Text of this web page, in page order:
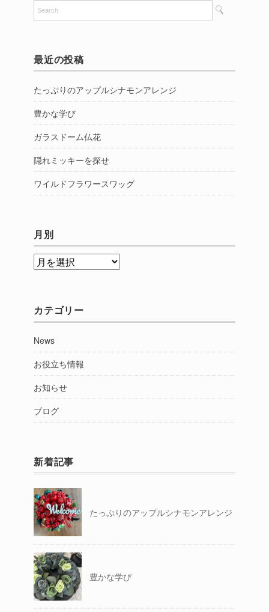
最近の投稿
たっぷりのアップルシナモンアレンジ
豊かな学び
ガラスドーム仏花
隠れミッキーを探せ
ワイルドフラワースワッグ
月別
月
カテゴリー
News
お役立ち情報
お知らせ
ブログ
新着記事
たっぷりのアップルシナモンアレンジ
豊かな学び